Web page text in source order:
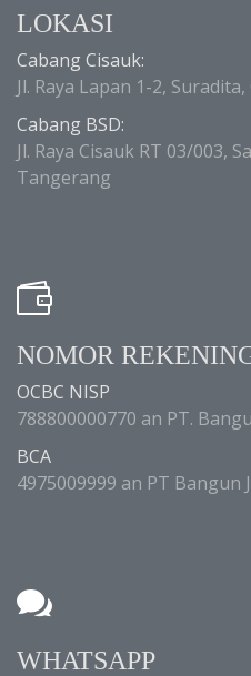
LOKASI
Cabang Cisauk:
Jl. Raya Lapan 1-2,
Cabang BSD:
Jl. Raya Cisauk RT 03/003,
Tangerang
NOMOR
OCBC NISP
788800000770 an PT.
BCA
4975009999 an PT Bangun
WHATSAPP